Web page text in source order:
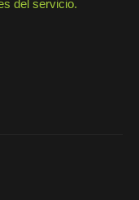
del servicio.